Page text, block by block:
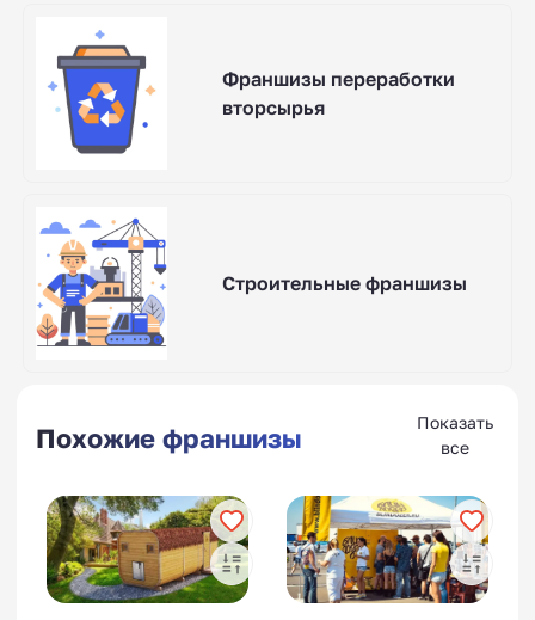
Франшизы переработки
вторсырья
Строительные франшизы
Похожие франшизы
Показать
все